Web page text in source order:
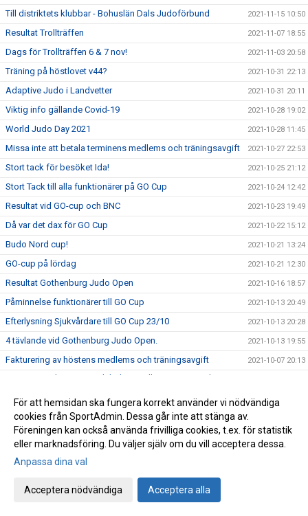
Till distriktets klubbar - Bohuslän Dals Judoförbund 2021-11-15 10:50
Resultat Trollträffen 2021-11-07 18:55
Dags för Trollträffen 6 & 7 nov! 2021-11-03 20:58
Träning på höstlovet v44? 2021-10-31 22:13
Adaptive Judo i Landvetter 2021-10-31 20:11
Viktig info gällande Covid-19 2021-10-28 19:02
World Judo Day 2021 2021-10-28 11:45
Missa inte att betala terminens medlems och träningsavgift 2021-10-27 22:53
Stort tack för besöket Ida! 2021-10-25 21:12
Stort Tack till alla funktionärer på GO Cup 2021-10-24 12:42
Resultat vid GO-cup och BNC 2021-10-23 19:49
Då var det dax för GO Cup 2021-10-22 15:12
Budo Nord cup! 2021-10-21 13:24
GO-cup på lördag 2021-10-21 12:30
Resultat Gothenburg Judo Open 2021-10-16 18:57
Påminnelse funktionärer till GO Cup 2021-10-13 20:49
Efterlysning Sjukvårdare till GO Cup 23/10 2021-10-13 20:28
4 tävlande vid Gothenburg Judo Open. 2021-10-13 19:55
Fakturering av höstens medlems och träningsavgift 2021-10-07 20:13
Upprop! Funktionärer och bakning till GO Cup 22 och 23
Aris på regelkurs i Uddevalla 2021-10-02 20:48
OBS! Informationsmöte 5/10 2021-09-29 23:47
Tufft motstånd vid dagens Lilla TT Open 2021-09-26 14:28
Två medaljer vid Lilla TT
Trevligt reportage i ST tidningen!
Lilla Trollträffen & Lilla Trollträffen Open!
För att hemsidan ska fungera korrekt använder vi nödvändiga
cookies från SportAdmin. Dessa går inte att stänga av.
Föreningen kan också använda frivilliga cookies, t.ex. för statistik
eller marknadsföring. Du väljer själv om du vill acceptera dessa.
Anpassa dina val
Acceptera nödvändiga Acceptera alla